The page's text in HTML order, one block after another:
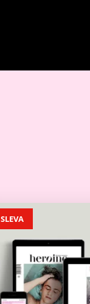
SLEVA